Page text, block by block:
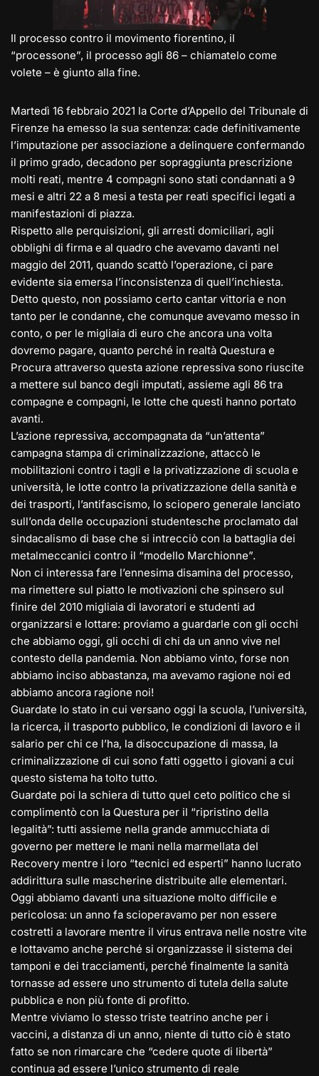
k
Il processo contro il movimento fiorentino, il
“processone”, il processo agli 86 – chiamatelo come
volete – è giunto alla fine.
Martedì 16 febbraio 2021 la Corte d’Appello del Tribunale di
Firenze ha emesso la sua sentenza: cade definitivamente
l’imputazione per associazione a delinquere confermando
il primo grado, decadono per sopraggiunta prescrizione
molti reati, mentre 4 compagni sono stati condannati a 9
mesi e altri 22 a 8 mesi a testa per reati specifici legati a
manifestazioni di piazza.
Rispetto alle perquisizioni, gli arresti domiciliari, agli
obblighi di firma e al quadro che avevamo davanti nel
maggio del 2011, quando scattò l’operazione, ci pare
evidente sia emersa l’inconsistenza di quell’inchiesta.
Detto questo, non possiamo certo cantar vittoria e non
tanto per le condanne, che comunque avevamo messo in
conto, o per le migliaia di euro che ancora una volta
dovremo pagare, quanto perché in realtà Questura e
Procura attraverso questa azione repressiva sono riuscite
a mettere sul banco degli imputati, assieme agli 86 tra
compagne e compagni, le lotte che questi hanno portato
avanti.
L’azione repressiva, accompagnata da “un’attenta”
campagna stampa di criminalizzazione, attaccò le
mobilitazioni contro i tagli e la privatizzazione di scuola e
università, le lotte contro la privatizzazione della sanità e
dei trasporti, l’antifascismo, lo sciopero generale lanciato
sull’onda delle occupazioni studentesche proclamato dal
sindacalismo di base che si intrecciò con la battaglia dei
metalmeccanici contro il “modello Marchionne”.
Non ci interessa fare l’ennesima disamina del processo,
ma rimettere sul piatto le motivazioni che spinsero sul
finire del 2010 migliaia di lavoratori e studenti ad
organizzarsi e lottare: proviamo a guardarle con gli occhi
che abbiamo oggi, gli occhi di chi da un anno vive nel
contesto della pandemia. Non abbiamo vinto, forse non
abbiamo inciso abbastanza, ma avevamo ragione noi ed
abbiamo ancora ragione noi!
Guardate lo stato in cui versano oggi la scuola, l’università,
la ricerca, il trasporto pubblico, le condizioni di lavoro e il
salario per chi ce l’ha, la disoccupazione di massa, la
criminalizzazione di cui sono fatti oggetto i giovani a cui
questo sistema ha tolto tutto.
Guardate poi la schiera di tutto quel ceto politico che si
complimentò con la Questura per il “ripristino della
legalità”: tutti assieme nella grande ammucchiata di
governo per mettere le mani nella marmellata del
Recovery mentre i loro “tecnici ed esperti” hanno lucrato
addirittura sulle mascherine distribuite alle elementari.
Oggi abbiamo davanti una situazione molto difficile e
pericolosa: un anno fa scioperavamo per non essere
costretti a lavorare mentre il virus entrava nelle nostre vite
e lottavamo anche perché si organizzasse il sistema dei
tamponi e dei tracciamenti, perché finalmente la sanità
tornasse ad essere uno strumento di tutela della salute
pubblica e non più fonte di profitto.
Mentre viviamo lo stesso triste teatrino anche per i
vaccini, a distanza di un anno, niente di tutto ciò è stato
fatto se non rimarcare che “cedere quote di libertà”
continua ad essere l’unico strumento di reale